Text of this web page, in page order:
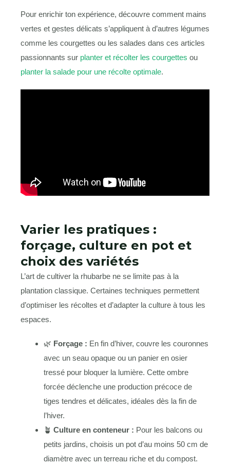
Pour enrichir ton expérience, découvre comment mains
vertes et gestes délicats s’appliquent à d’autres légumes
comme les courgettes ou les salades dans ces articles
passionnants sur planter et récolter les courgettes ou
planter la salade pour une récolte optimale.
Varier les pratiques :
forçage, culture en pot et
choix des variétés
L’art de cultiver la rhubarbe ne se limite pas à la
plantation classique. Certaines techniques permettent
d’optimiser les récoltes et d’adapter la culture à tous les
espaces.
🌿 Forçage : En fin d’hiver, couvre les couronnes
avec un seau opaque ou un panier en osier
tressé pour bloquer la lumière. Cette ombre
forcée déclenche une production précoce de
tiges tendres et délicates, idéales dès la fin de
l’hiver.
🪴 Culture en conteneur : Pour les balcons ou
petits jardins, choisis un pot d’au moins 50 cm de
diamètre avec un terreau riche et du compost.